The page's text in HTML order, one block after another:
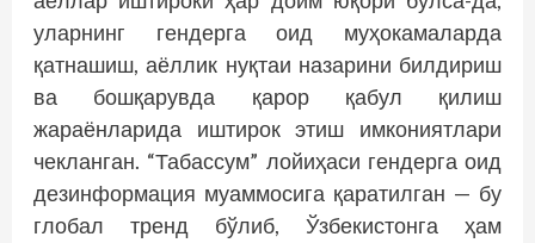
уларнинг гендерга оид муҳокамаларда
қатнашиш, аёллик нуқтаи назарини билдириш
ва бошқарувда қарор қабул қилиш
жараёнларида иштирок этиш имкониятлари
чекланган. “Табассум” лойиҳаси гендерга оид
дезинформация муаммосига қаратилган — бу
глобал тренд бўлиб, Ўзбекистонга ҳам